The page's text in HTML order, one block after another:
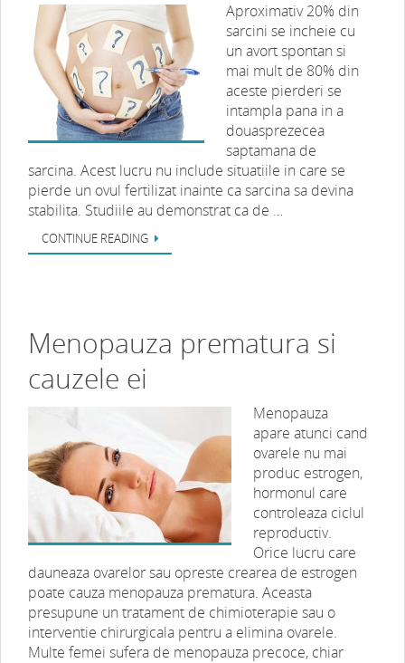
Aproximativ 20% din
sarcini se incheie cu
un avort spontan si
mai mult de 80% din
aceste pierderi se
intampla pana in a
douasprezecea
saptamana de
sarcina. Acest lucru nu include situatiile in care se
pierde un ovul fertilizat inainte ca sarcina sa devina
stabilita. Studiile au demonstrat ca de …
CONTINUE READING
Menopauza prematura si
cauzele ei
Menopauza
apare atunci cand
ovarele nu mai
produc estrogen,
hormonul care
controleaza ciclul
reproductiv.
Orice lucru care
dauneaza ovarelor sau opreste crearea de estrogen
poate cauza menopauza prematura. Aceasta
presupune un tratament de chimioterapie sau o
interventie chirurgicala pentru a elimina ovarele.
Multe femei sufera de menopauza precoce, chiar